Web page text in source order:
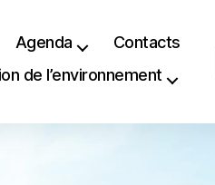
Agenda
Contacts
de l’environnement